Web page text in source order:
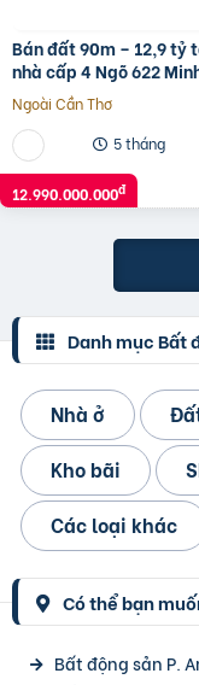
Bán đất 90m – 12,9 tỷ
nhà cấp 4 Ngõ 622
to như Phố ô tô vào nhà.
Ngoài Cần Thơ
5 tháng
12.990.000.000đ
Danh mục Bất
Nhà ở
Kho bãi
Các loại khác
Có thể bạn
Bất động sản P.